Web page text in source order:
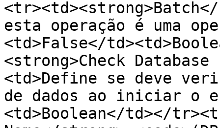
esta operação é uma
<td>False</
<strong>Check
<td>Define se deve
de dados ao iniciar o
<td>Boolean</td></